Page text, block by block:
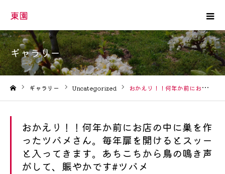
東園
ギャラリー
ギャラリー Uncategorized おかえり！！何年か前にお店の中に巣を作ったツバメさん。毎年扉を開けるとスッーと入ってきます。あちこちから鳥の鳴き声がして、賑やかです#ツバメ
おかえり！！何年か前にお店の中に巣を作
ったツバメさん。毎年扉を開けるとスッー
と入ってきます。あちこちから鳥の鳴き声
がして、賑やかです#ツバメ